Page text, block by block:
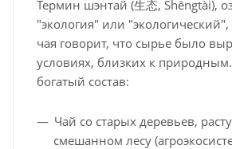
Термин шэнтай (生态, Shēngtài),
"экология" или
чая говорит, что сырье было
условиях, близких к
богатый состав:
Чай со старых деревьев,
смешанном лесу